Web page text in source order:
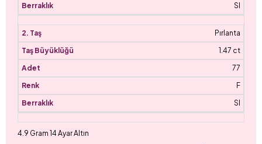
SI
Pırlanta
1.47 ct
77
F
SI
4.9 Gram 14 Ayar Altın